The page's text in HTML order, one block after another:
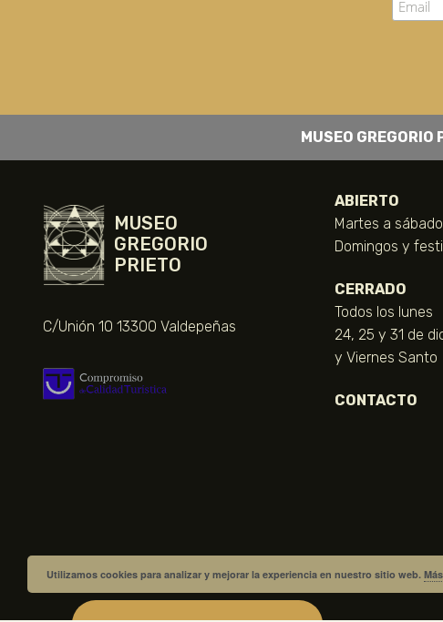
MUSEO GREGORIO
MUSEO
GREGORIO
PRIETO
C/Unión 10 13300 Valdepeñas
ABIERTO
Martes a
Domingos y
CERRADO
Todos los lunes
24, 25 y 31 de
y Viernes Santo
CONTACTO
Utilizamos cookies para analizar y mejorar la experiencia en nuestro sitio web.